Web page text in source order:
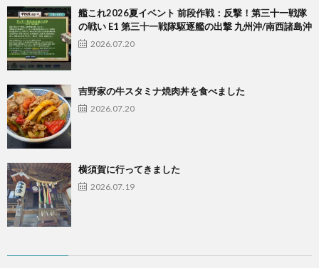
艦これ2026夏イベント 前段作戦：反撃！第三十一戦隊
の戦い E1 第三十一戦隊駆逐艦の出撃 九州沖/南西諸島沖
2026.07.20
吉野家の牛スタミナ焼肉丼を食べました
2026.07.20
横須賀に行ってきました
2026.07.19